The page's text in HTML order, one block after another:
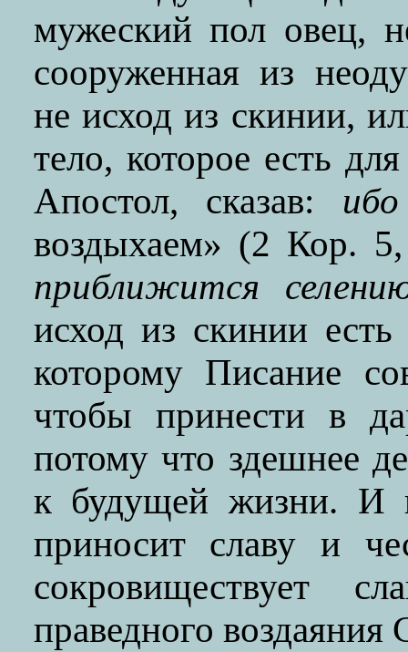
мужеский пол овец,
сооруженная из
не исход из скинии,
тело, которое есть
Апостол, сказав:
воздыхаем» (2 Кор.
приближится
исход из скинии
которому Писание
чтобы принести в
потому что здешнее
к будущей жизни. И
приносит славу и
сокровиществует
праведного воздаяния